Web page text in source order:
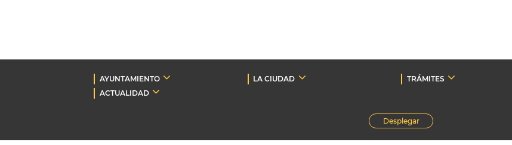
AYUNTAMIENTO LA CIUDAD TRÁMITES
ACTUALIDAD
Desplegar